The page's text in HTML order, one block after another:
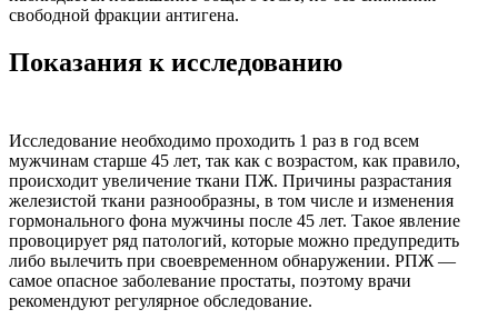
свободной фракции антигена.
Показания к исследованию
Исследование необходимо проходить 1 раз в год всем
мужчинам старше 45 лет, так как с возрастом, как правило,
происходит увеличение ткани ПЖ. Причины разрастания
железистой ткани разнообразны, в том числе и изменения
гормонального фона мужчины после 45 лет. Такое явление
провоцирует ряд патологий, которые можно предупредить
либо вылечить при своевременном обнаружении. РПЖ —
самое опасное заболевание простаты, поэтому врачи
рекомендуют регулярное обследование.